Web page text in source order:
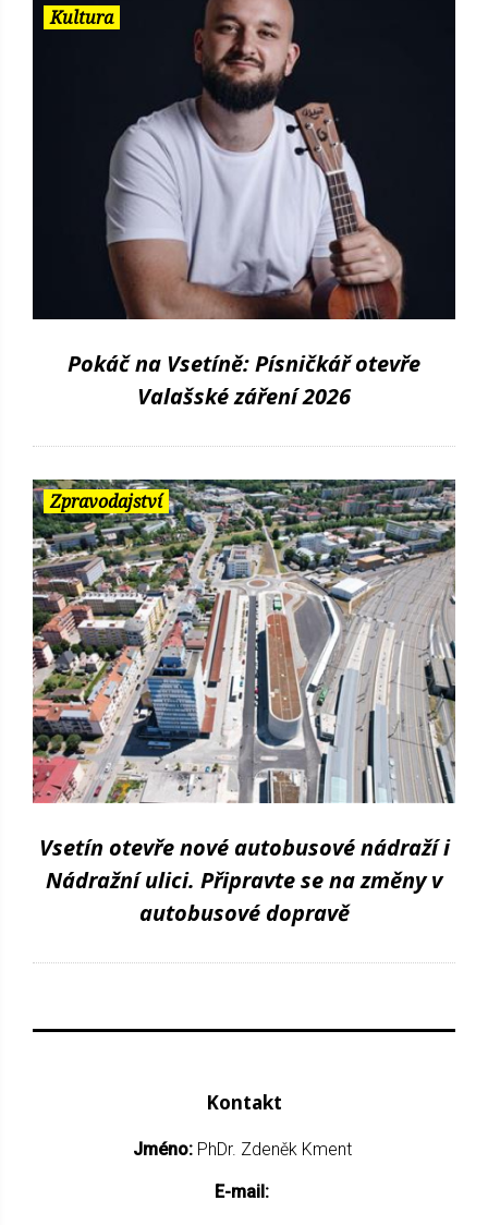
Kultura
Pokáč na Vsetíně: Písničkář otevře
Valašské záření 2026
Zpravodajství
Vsetín otevře nové autobusové nádraží i
Nádražní ulici. Připravte se na změny v
autobusové dopravě
Kontakt
Jméno: PhDr. Zdeněk Kment
E-mail: